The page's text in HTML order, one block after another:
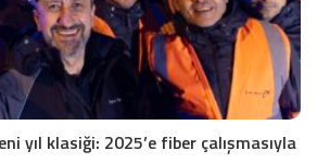
yıl klasiği: 2025’e fiber çalışmasıyla